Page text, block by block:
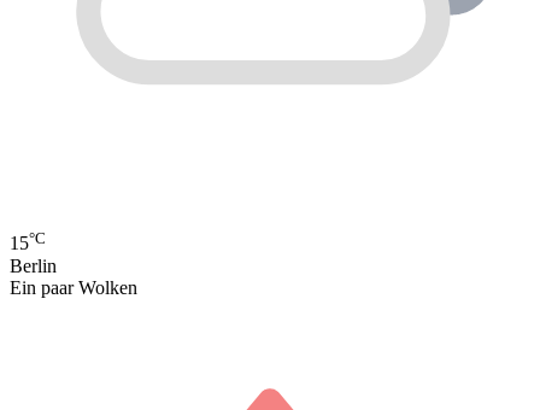
15°C
Berlin
Ein paar Wolken